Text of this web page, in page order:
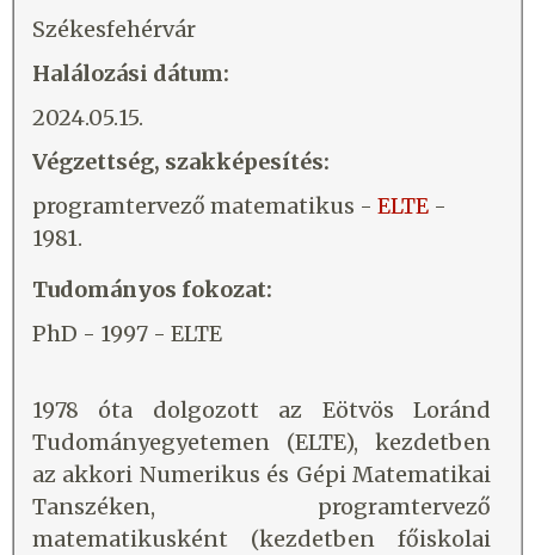
Székesfehérvár
Halálozási dátum:
2024.05.15.
Végzettség, szakképesítés:
programtervező matematikus - ELTE -
1981.
Tudományos fokozat:
PhD - 1997 - ELTE
1978 óta dolgozott az Eötvös Loránd
Tudományegyetemen (ELTE), kezdetben
az akkori Numerikus és Gépi Matematikai
Tanszéken, programtervező
matematikusként (kezdetben főiskolai